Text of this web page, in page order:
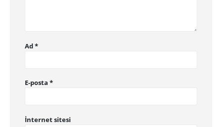
Ad*
E-posta *
İnternet sitesi